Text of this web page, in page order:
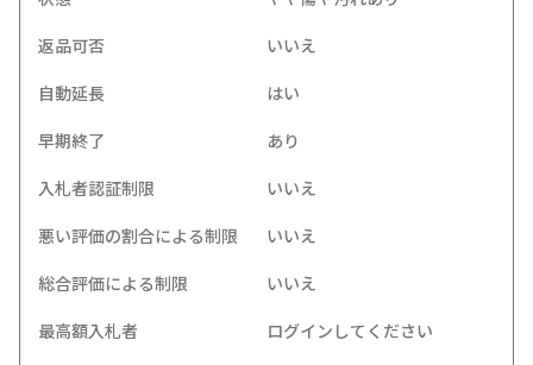
返品可否
いいえ
自動延長
はい
早期終了
あり
入札者認証制限
いいえ
悪い評価の割合による制限
いいえ
総合評価による制限
いいえ
最高額入札者
ログインしてください